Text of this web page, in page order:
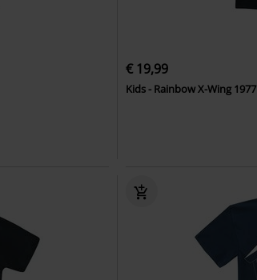
€ 19,99
Kids - Rainbow X-Wing 1977